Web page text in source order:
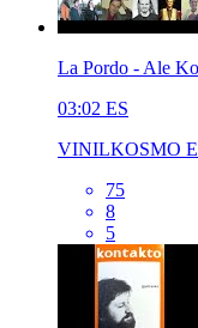
La Pordo - Ale
03:02 ES
VINILKOSMO
75
8
5